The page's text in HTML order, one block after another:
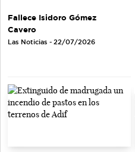
Fallece Isidoro Gómez
Cavero
Las Noticias - 22/07/2026